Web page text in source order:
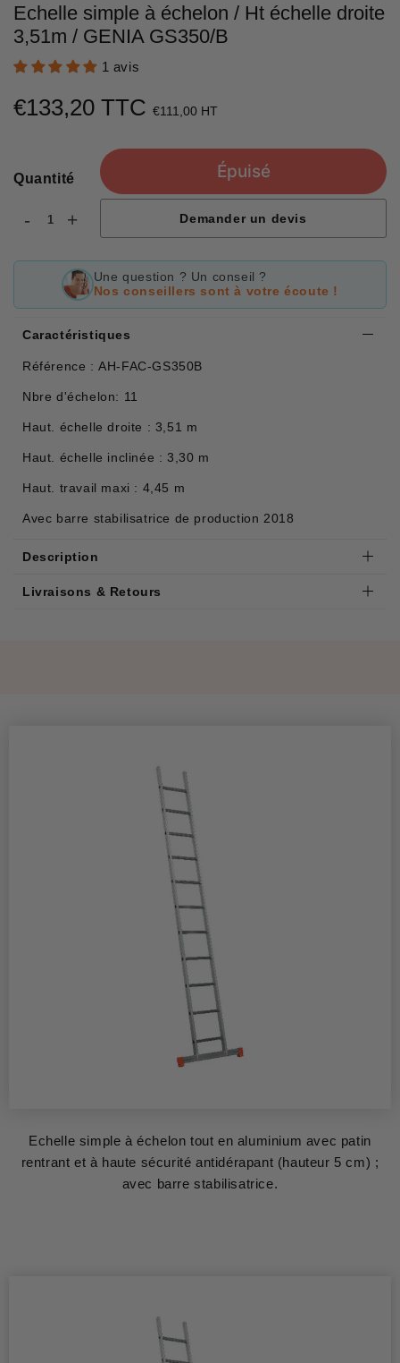
Echelle simple à échelon / Ht échelle droite
3,51m / GENIA GS350/B
1 avis
€133,20 TTC €111,00 HT
Quantité
- +
Épuisé
Demander un devis
Une question ? Un conseil ?
Nos conseillers sont à votre écoute !
Caractéristiques
Référence : AH-FAC-GS350B
Nbre d'échelon: 11
Haut. échelle droite : 3,51 m
Haut. échelle inclinée : 3,30 m
Haut. travail maxi : 4,45 m
Avec barre stabilisatrice de production 2018
Description
Livraisons & Retours
Echelle simple à échelon tout en aluminium avec patin
rentrant et à haute sécurité antidérapant (hauteur 5 cm) ;
avec barre stabilisatrice.